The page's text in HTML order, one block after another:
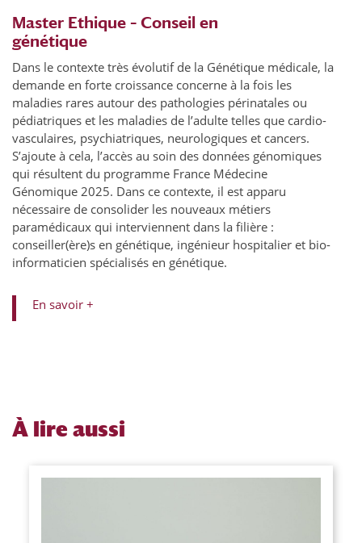
Master Ethique – Conseil en
génétique
Dans le contexte très évolutif de la Génétique médicale, la
demande en forte croissance concerne à la fois les
maladies rares autour des pathologies périnatales ou
pédiatriques et les maladies de l’adulte telles que cardio-
vasculaires, psychiatriques, neurologiques et cancers.
S’ajoute à cela, l’accès au soin des données génomiques
qui résultent du programme France Médecine
Génomique 2025. Dans ce contexte, il est apparu
nécessaire de consolider les nouveaux métiers
paramédicaux qui interviennent dans la filière :
conseiller(ère)s en génétique, ingénieur hospitalier et bio-
informaticien spécialisés en génétique.
En savoir +
À lire aussi